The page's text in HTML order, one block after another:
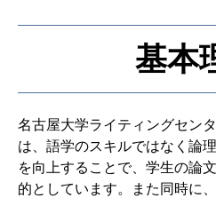
基本
名古屋大学ライティングセン
は、語学のスキルではなく論
を向上することで、学生の論
的としています。また同時に